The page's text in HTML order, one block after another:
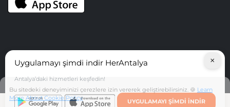
© HerAntalya. 2026. Tüm Hakları Saklıdır
Uygulamayı şimdi indir HerAntalya
Antalya’daki hizmetleri keşfedin!
UYGULAMAYI ŞIMDI INDIR
×
Bu sitedeki deneyiminizi çerezlere izin vererek geliştirebilirsiniz. 🍪 Learn
More About Cookie Policy